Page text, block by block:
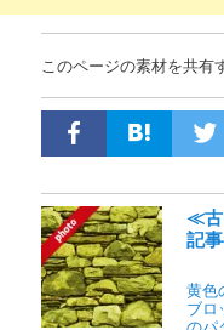
このページの素材を共有
≪
記
黄色
ブロ